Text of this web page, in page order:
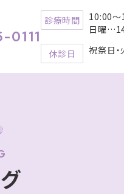
診療時間
10:00
日曜
休診日
祝祭日・